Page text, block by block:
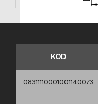
KOD
08311110001001140073